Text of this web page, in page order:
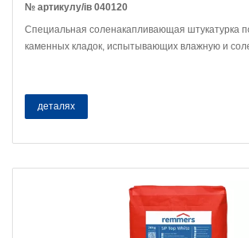
№ артикулу/ів 040120
Специальная соленакапливающая штукатурка
каменных кладок, испытывающих влажную и
деталях